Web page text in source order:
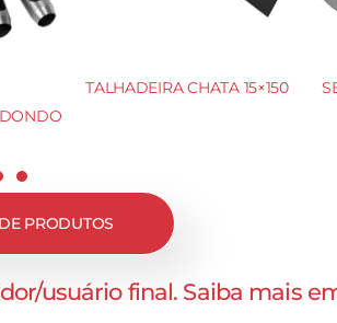
TALHADEIRA CHATA 15×150
PRODUTOS
usuário final. Saiba mais